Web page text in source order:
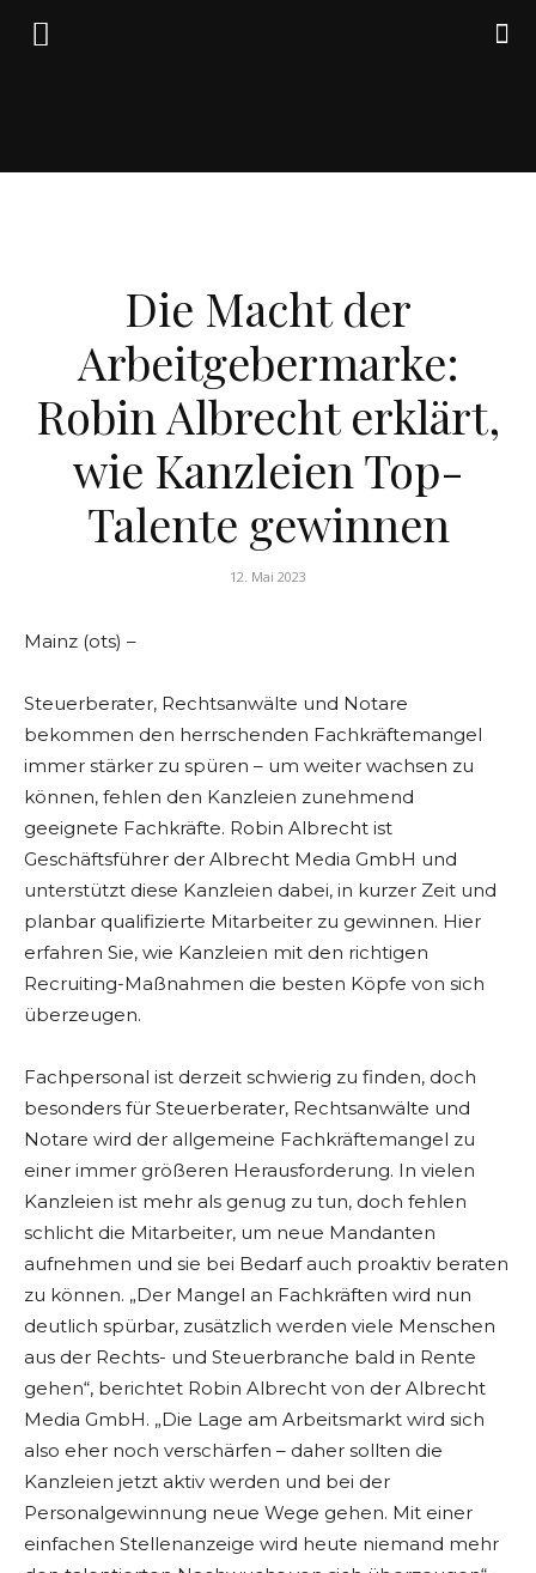
Friedrich
Weik
Die Macht der
Arbeitgebermarke:
Robin Albrecht erklärt,
wie Kanzleien Top-
Talente gewinnen
12. Mai 2023
Mainz (ots) –
Steuerberater, Rechtsanwälte und Notare
bekommen den herrschenden Fachkräftemangel
immer stärker zu spüren – um weiter wachsen zu
können, fehlen den Kanzleien zunehmend
geeignete Fachkräfte. Robin Albrecht ist
Geschäftsführer der Albrecht Media GmbH und
unterstützt diese Kanzleien dabei, in kurzer Zeit und
planbar qualifizierte Mitarbeiter zu gewinnen. Hier
erfahren Sie, wie Kanzleien mit den richtigen
Recruiting-Maßnahmen die besten Köpfe von sich
überzeugen.
Fachpersonal ist derzeit schwierig zu finden, doch
besonders für Steuerberater, Rechtsanwälte und
Notare wird der allgemeine Fachkräftemangel zu
einer immer größeren Herausforderung. In vielen
Kanzleien ist mehr als genug zu tun, doch fehlen
schlicht die Mitarbeiter, um neue Mandanten
aufnehmen und sie bei Bedarf auch proaktiv beraten
zu können. „Der Mangel an Fachkräften wird nun
deutlich spürbar, zusätzlich werden viele Menschen
aus der Rechts- und Steuerbranche bald in Rente
gehen“, berichtet Robin Albrecht von der Albrecht
Media GmbH. „Die Lage am Arbeitsmarkt wird sich
also eher noch verschärfen – daher sollten die
Kanzleien jetzt aktiv werden und bei der
Personalgewinnung neue Wege gehen. Mit einer
einfachen Stellenanzeige wird heute niemand mehr